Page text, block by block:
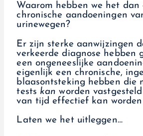
Waarom hebben we het dan
chronische aandoeningen
urinewegen?
Er zijn sterke aanwijzingen
verkeerde diagnose hebben
een ongeneeslijke
eigenlijk een chronische,
blaasontsteking hebben die
tests kan worden
van tijd effectief kan worden
Laten we het uitleggen…